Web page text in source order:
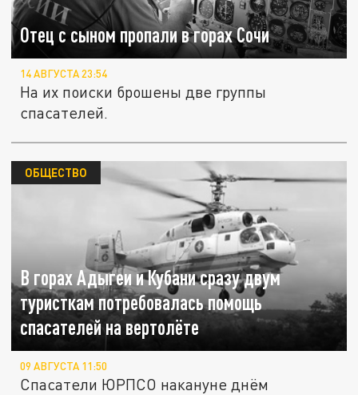
Отец с сыном пропали в горах Сочи
14 АВГУСТА 23:54
На их поиски брошены две группы
спасателей.
В горах Адыгеи и Кубани сразу двум
туристкам потребовалась помощь
спасателей на вертолёте
ОБЩЕСТВО
09 АВГУСТА 11:50
Спасатели ЮРПСО накануне днём